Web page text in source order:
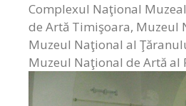
Complexul Naţional Muzeal
de Artă Timişoara, Muzeul
Muzeul Naţional al
Muzeul Naţional de Artă al